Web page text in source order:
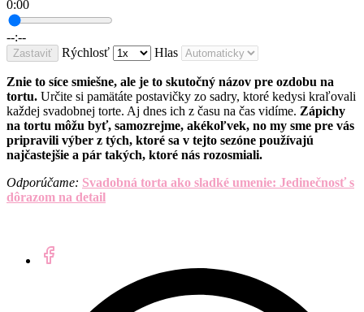
0:00
--:--
Zastaviť Rýchlosť Hlas
Znie to síce smiešne, ale je to skutočný názov pre ozdobu na
tortu. Určite si pamätáte postavičky zo sadry, ktoré kedysi kraľovali
každej svadobnej torte. Aj dnes ich z času na čas vidíme. Zápichy
na tortu môžu byť, samozrejme, akékoľvek, no my sme pre vás
pripravili výber z tých, ktoré sa v tejto sezóne používajú
najčastejšie a pár takých, ktoré nás rozosmiali.
Odporúčame: Svadobná torta ako sladké umenie: Jedinečnosť s
dôrazom na detail